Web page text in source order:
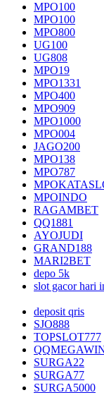
MPO100
MPO100
MPO800
UG100
UG808
MPO19
MPO1331
MPO400
MPO909
MPO1000
MPO004
JAGO200
MPO138
MPO787
MPOINDO
RAGAMBET
QQ1881
AYOJUDI
GRAND188
MARI2BET
depo 5k
slot gacor hari
deposit qris
SJO888
TOPSLOT777
SURGA22
SURGA77
SURGA5000